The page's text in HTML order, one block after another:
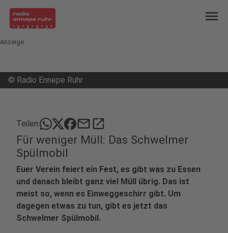
menu
Anzeige
© Radio Ennepe Ruhr
Teilen: mailopen_in_new
Für weniger Müll: Das Schwelmer
Spülmobil
Euer Verein feiert ein Fest, es gibt was zu Essen
und danach bleibt ganz viel Müll übrig. Das ist
meist so, wenn es Einweggeschirr gibt. Um
dagegen etwas zu tun, gibt es jetzt das
Schwelmer Spülmobil.